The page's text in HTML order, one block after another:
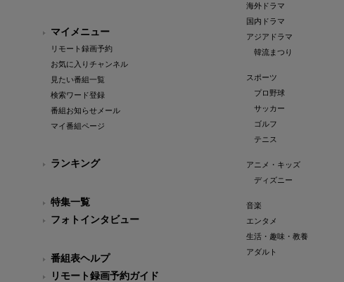
マイメニュー
リモート録画予約
お気に入りチャンネル
見たい番組一覧
検索ワード登録
番組お知らせメール
マイ番組ページ
ランキング
特集一覧
フォトインタビュー
番組表ヘルプ
リモート録画予約ガイド
海外ドラマ
国内ドラマ
アジアドラマ
韓流まつり
スポーツ
プロ野球
サッカー
ゴルフ
テニス
アニメ・キッズ
ディズニー
音楽
エンタメ
生活・趣味・教養
アダルト